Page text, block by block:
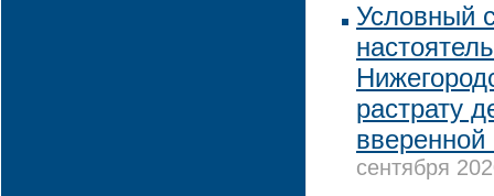
Условный
растрату
сентября